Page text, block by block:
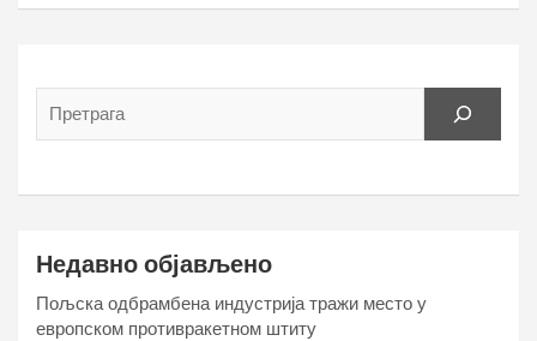
Недавно објављено
Пољска одбрамбена индустрија тражи место у
европском противракетном штиту